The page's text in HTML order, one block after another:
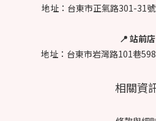
地址：台東市正氣路301-31號
📍 站前店
地址：台東市岩灣路101巷598
相關資